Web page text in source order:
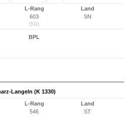
L-Rang
603
(511)
Land
SN
BPL
Langeln (K 1330)
L-Rang
546
Land
ST